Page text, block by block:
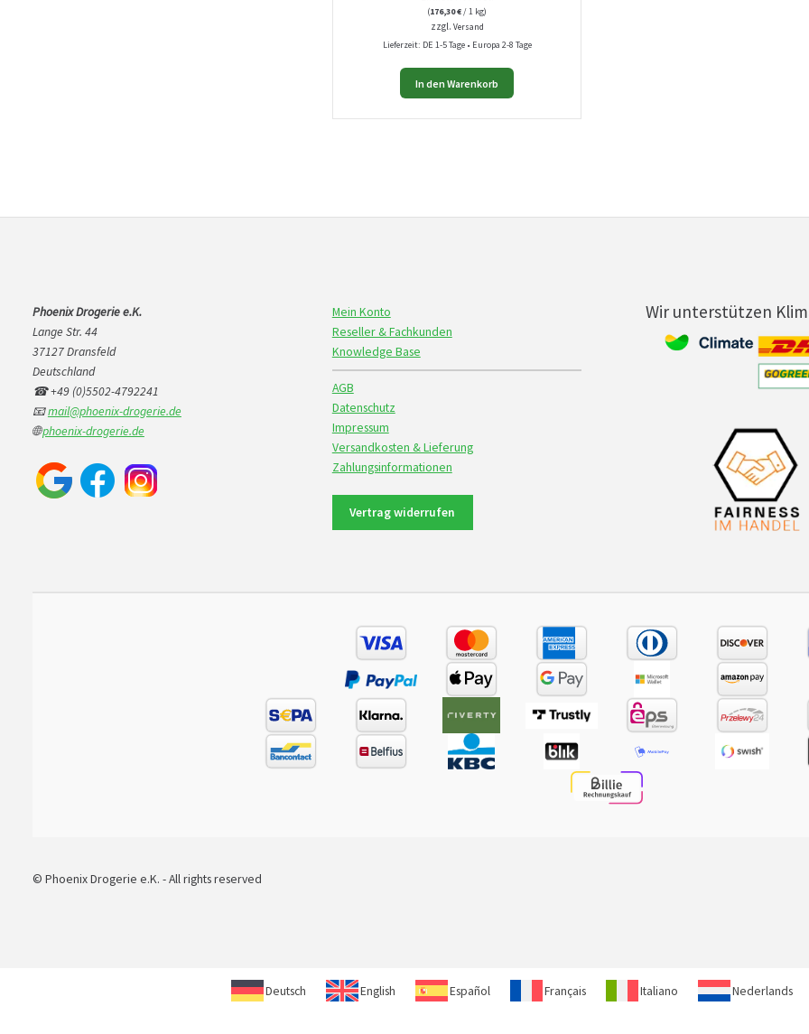
(176,30€/ 1 kg)
zzgl. Versand
Lieferzeit: DE 1-5 Tage • Europa 2-8 Tage
In den Warenkorb
Phoenix Drogerie e.K.
Lange Str. 44
37127 Dransfeld
Deutschland
☎ +49 (0)5502-4792241
📧mail@phoenix-drogerie.de
🌐phoenix-drogerie.de
Mein Konto
Reseller & Fachkunden
Knowledge Base
AGB
Datenschutz
Impressum
Versandkosten & Lieferung
Zahlungsinformationen
Vertrag widerrufen
Wir unterstützen
© Phoenix Drogerie e.K. - All rights reserved
Deutsch English Español Français Italiano Nederlands